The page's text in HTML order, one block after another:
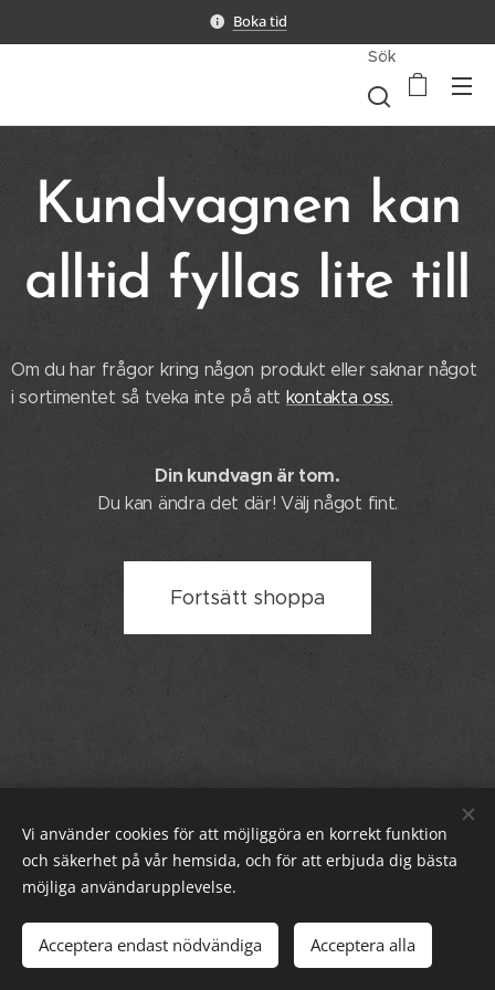
Boka tid
Sök
Kundvagnen kan
alltid fyllas lite till
Om du har frågor kring någon produkt eller saknar något
i sortimentet så tveka inte på att kontakta oss.
Din kundvagn är tom.
Du kan ändra det där! Välj något fint.
Fortsätt shoppa
© 2024 Worlds Collide. Alla rättigheter reserverade.
HG massage AB - Kaggensgatan 11 - 392 32 Kalmar -
oss
Cookies
Vi använder cookies för att möjliggöra en korrekt funktion
och säkerhet på vår hemsida, och för att erbjuda dig bästa
möjliga användarupplevelse.
Acceptera endast nödvändiga Acceptera alla